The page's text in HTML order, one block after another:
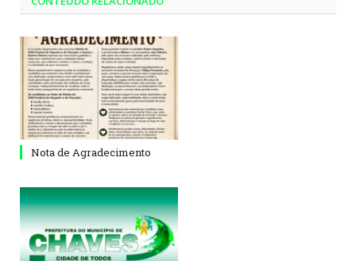
Nota de Agradecimento